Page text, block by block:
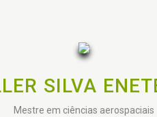
SILVA
Mestre em ciências aerospaciais